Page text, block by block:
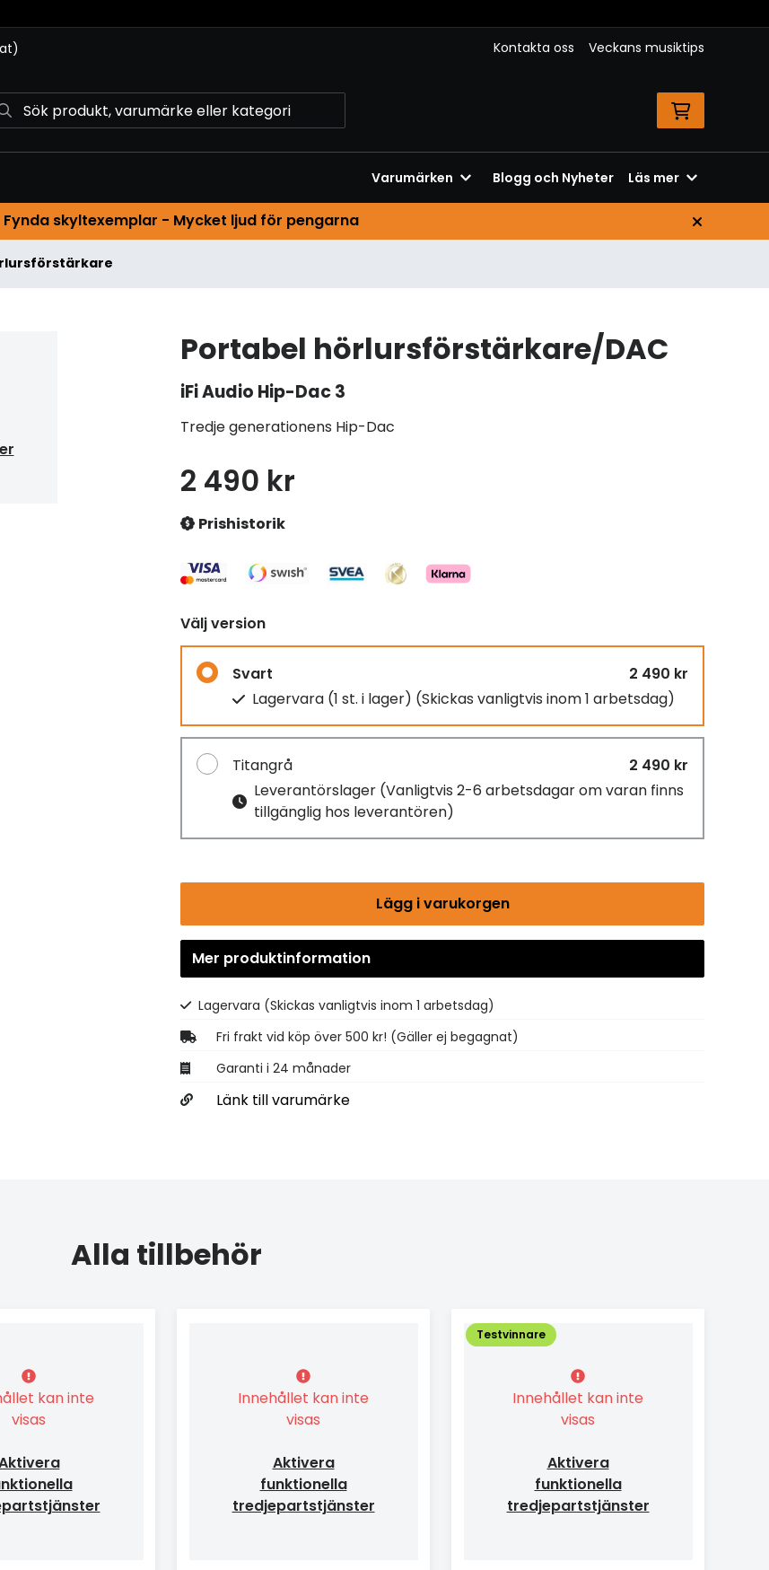
Kontakta oss Veckans musiktips
Varumärken Blogg och Nyheter Läs mer
Fynda skyltexemplar - Mycket ljud för pengarna
Portabel hörlursförstärkare/DAC
iFi Audio Hip-Dac 3
Tredje generationens Hip-Dac
2 490 kr
Prishistorik
Välj version
Svart
2 490 kr
Lagervara (1 st. i lager) (Skickas vanligtvis inom 1 arbetsdag)
Titangrå
2 490 kr
Leverantörslager (Vanligtvis 2-6 arbetsdagar om varan finns
tillgänglig hos leverantören)
Lägg i varukorgen
Mer produktinformation
Lagervara (Skickas vanligtvis inom 1 arbetsdag)
Fri frakt vid köp över 500 kr! (Gäller ej begagnat)
Garanti i 24 månader
Länk till varumärke
Alla tillbehör
kan inte
visas
Innehållet kan inte
visas
Aktivera
funktionella
tredjepartstjänster
Testvinnare
Innehållet kan inte
visas
Aktivera
funktionella
tredjepartstjänster